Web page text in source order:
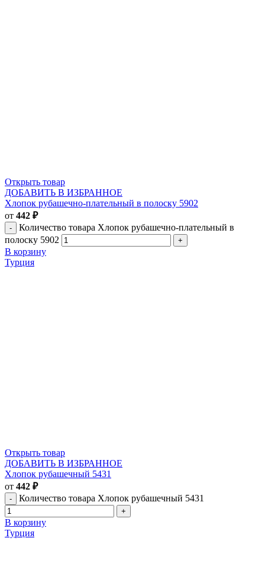
Открыть товар
ДОБАВИТЬ В ИЗБРАННОЕ
Хлопок рубашечно-плательный в полоску 5902
от 442 ₽
Количество товара Хлопок рубашечно-плательный в
полоску 5902
В корзину
Турция
Открыть товар
ДОБАВИТЬ В ИЗБРАННОЕ
Хлопок рубашечный 5431
от 442 ₽
Количество товара Хлопок рубашечный 5431
В корзину
Турция